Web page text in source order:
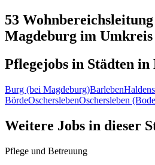
53 Wohnbereichsleitung
Magdeburg im Umkreis
Pflegejobs in Städten in
Burg (bei Magdeburg)Barleben
BördeOscherslebenOschersleben
Weitere Jobs in dieser
Pflege und Betreuung